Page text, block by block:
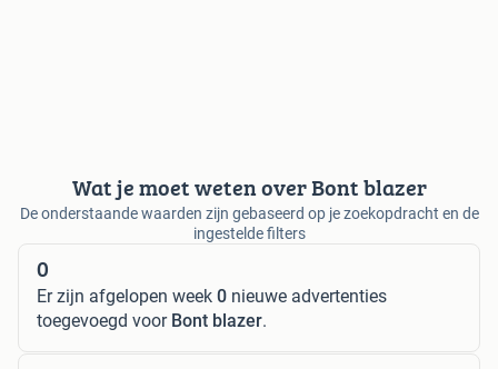
Wat je moet weten over Bont blazer
De onderstaande waarden zijn gebaseerd op je zoekopdracht en de
ingestelde filters
0
Er zijn afgelopen week 0 nieuwe advertenties
toegevoegd voor Bont blazer.